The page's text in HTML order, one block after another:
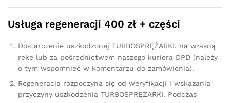
Usługa regeneracji 400 zł + części
Dostarczenie uszkodzonej TURBOSPRĘŻARKI, na własną
rękę lub za pośrednictwem naszego kuriera DPD (należy
o tym wspomnieć w komentarzu do zamówienia).
Regeneracja rozpoczyna się od weryfikacji i wskazania
przyczyny uszkodzenia TURBOSPRĘŻARKI. Podczas